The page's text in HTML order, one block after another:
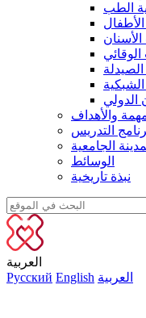
الطب
الصيدلة
الشبكية
الدولي
والأهداف
التدريس
الجامعية
الوسائط
نبذة تاريخية
العربية
Русский English العربية